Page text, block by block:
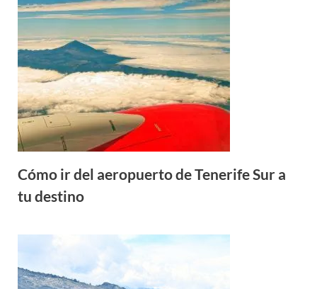
Cómo ir del aeropuerto de Tenerife Sur a
tu destino